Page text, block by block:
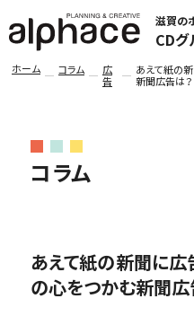
滋賀の
CDグ
コラム
ホーム コラム
広
告
あえて紙の
新聞広告は？
あえて紙の新聞に
の心をつかむ新聞広